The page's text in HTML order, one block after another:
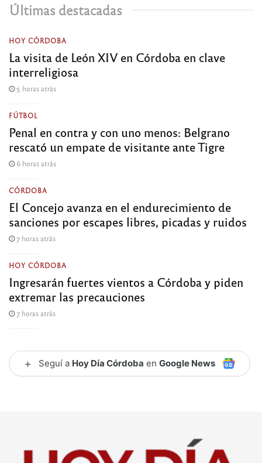
Últimas destacadas
HOY CÓRDOBA
La visita de León XIV en Córdoba en clave
interreligiosa
5 horas atrás
FÚTBOL
Penal en contra y con uno menos: Belgrano
rescató un empate de visitante ante Tigre
6 horas atrás
CÓRDOBA
El Concejo avanza en el endurecimiento de
sanciones por escapes libres, picadas y ruidos
7 horas atrás
HOY CÓRDOBA
Ingresarán fuertes vientos a Córdoba y piden
extremar las precauciones
7 horas atrás
+ Seguí a Hoy Día Córdoba en Google News